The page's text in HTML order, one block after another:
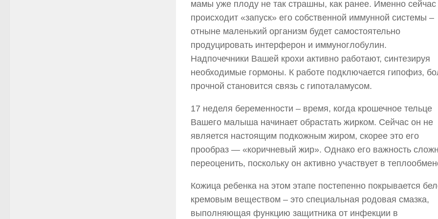
мамы уже плоду не так страшны, как ранее. Именно сейчас
происходит «запуск» его собственной иммунной системы –
отныне маленький организм будет самостоятельно
продуцировать интерферон и иммуноглобулин.
Надпочечники Вашей крохи активно работают, синтезируя
необходимые гормоны. К работе подключается гипофиз,
прочной становится связь с гипоталамусом.
17 неделя беременности – время, когда крошечное тельце
Вашего малыша начинает обрастать жирком. Сейчас он не
является настоящим подкожным жиром, скорее это его
прообраз — «коричневый жир». Однако его важность
переоценить, поскольку он активно участвует в
Кожица ребенка на этом этапе постепенно покрывается
кремовым веществом – это специальная родовая смазка,
выполняющая функцию защитника от инфекции в